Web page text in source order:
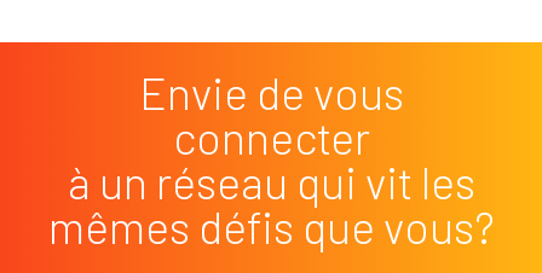
Envie de vous
connecter
à un réseau qui vit les
mêmes défis que vous?